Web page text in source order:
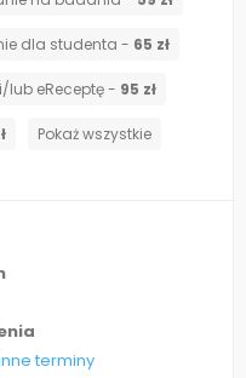
dla studenta - 65 zł
lub eReceptę - 95 zł
Pokaż wszystkie
terminy